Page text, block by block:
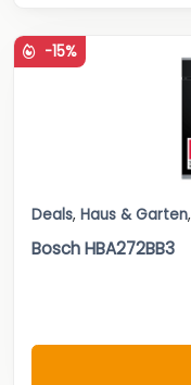
-15%
Deals, Haus & Garten,
Bosch HBA272BB3